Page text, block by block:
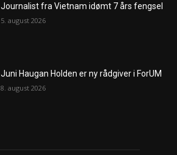
Journalist fra Vietnam idømt 7 års fengsel
5. august 2026
Juni Haugan Holden er ny rådgiver i ForUM
8. august 2026